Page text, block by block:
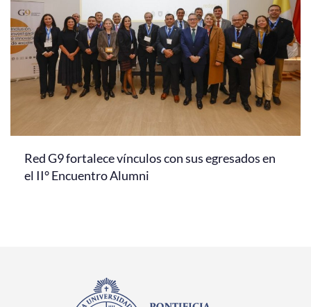
Red G9 fortalece vínculos con sus egresados en
el II° Encuentro Alumni